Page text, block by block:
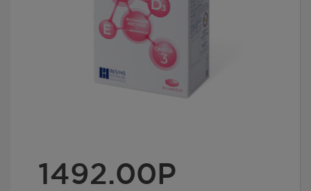
1492.00Р